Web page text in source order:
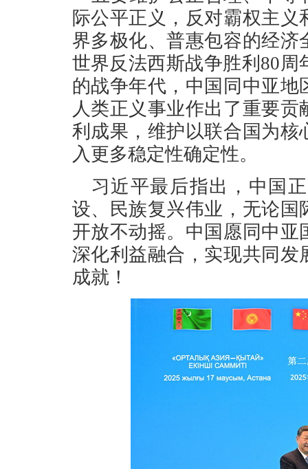
际公平正义，反对霸权主
界多极化、普惠包容的经
世界反法西斯战争胜利80
的战争年代，中国同中亚
人类正义事业作出了重要
利成果，维护以联合国为
入更多稳定性确定性。
习近平最后指出，中国
设、民族复兴伟业，无论
开放不动摇。中国愿同中
深化利益融合，实现共同
成就！